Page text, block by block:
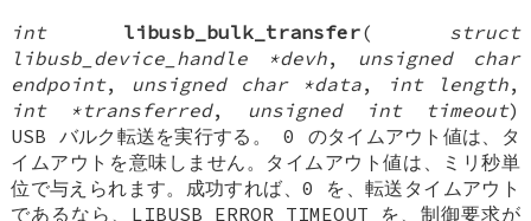
int
libusb_bulk_transfer( struct
libusb_device_handle *devh, unsigned char
endpoint, unsigned char *data, int length,
int *transferred, unsigned int timeout)
USB バルク転送を実行する。 0 のタイムアウト値は、タ
イムアウトを意味しません。タイムアウト値は、ミリ秒単
位で与えられます。成功すれば、0 を、転送タイムアウト
であるなら、LIBUSB_ERROR_TIMEOUT を、制御要求が